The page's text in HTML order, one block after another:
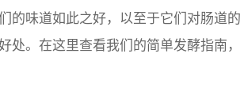
的味道如此之好，以至于它们对肠道的
处。在这里查看我们的简单发酵指南，